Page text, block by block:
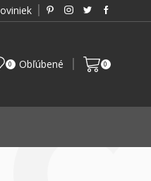
0 Obľúbené 0